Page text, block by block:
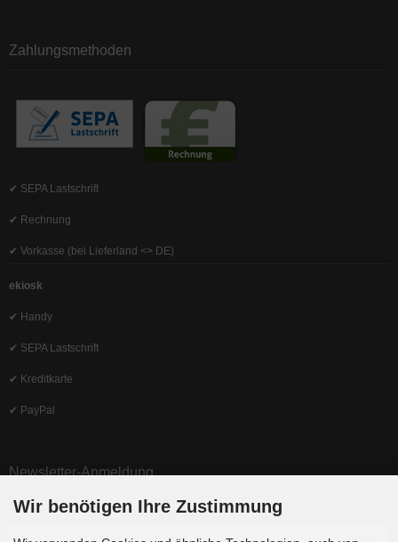
Zahlungsmethoden
✔ SEPA Lastschrift
✔ Rechnung
✔ Vorkasse (bei Lieferland <> DE)
ekiosk
✔ Handy
✔ SEPA Lastschrift
✔ Kreditkarte
✔ PayPal
Newsletter-Anmeldung
E-Mail-Adresse:
Wir benötigen Ihre Zustimmung